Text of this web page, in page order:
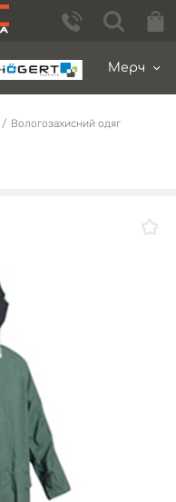
Мерч
Вологозахисний одяг